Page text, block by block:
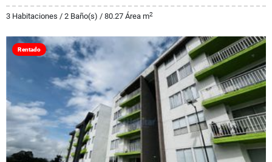
3 Habitaciones / 2 Baño(s) / 80.27 Área m2
Rentado